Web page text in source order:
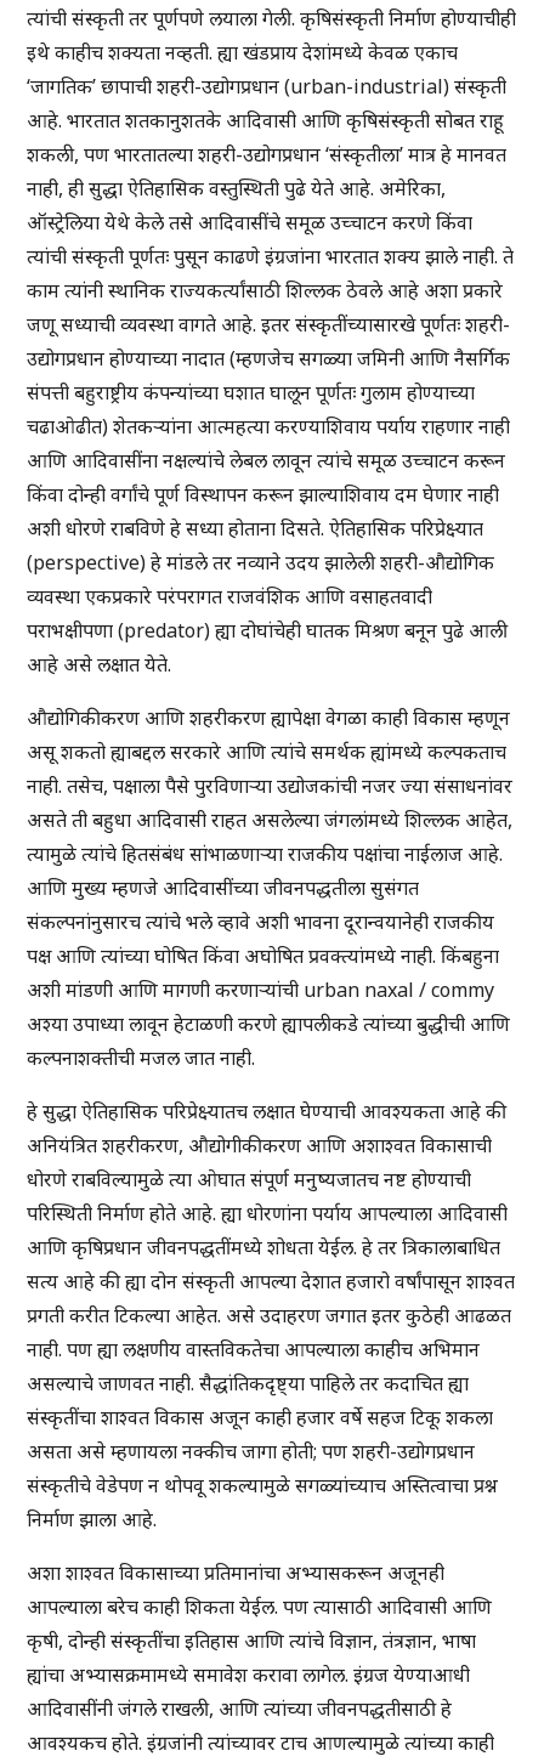
त्यांची संस्कृती तर पूर्णपणे लयाला गेली. कृषिसंस्कृती निर्माण होण्याचीही
इथे काहीच शक्यता नव्हती. ह्या खंडप्राय देशांमध्ये केवळ एकाच
‘जागतिक’ छापाची शहरी-उद्योगप्रधान (urban-industrial) संस्कृती
आहे. भारतात शतकानुशतके आदिवासी आणि कृषिसंस्कृती सोबत राहू
शकली, पण भारतातल्या शहरी-उद्योगप्रधान ‘संस्कृतीला’ मात्र हे मानवत
नाही, ही सुद्धा ऐतिहासिक वस्तुस्थिती पुढे येते आहे. अमेरिका,
ऑस्ट्रेलिया येथे केले तसे आदिवासींचे समूळ उच्चाटन करणे किंवा
त्यांची संस्कृती पूर्णतः पुसून काढणे इंग्रजांना भारतात शक्य झाले नाही. ते
काम त्यांनी स्थानिक राज्यकर्त्यांसाठी शिल्लक ठेवले आहे अशा प्रकारे
जणू सध्याची व्यवस्था वागते आहे. इतर संस्कृतींच्यासारखे पूर्णतः शहरी-
उद्योगप्रधान होण्याच्या नादात (म्हणजेच सगळ्या जमिनी आणि नैसर्गिक
संपत्ती बहुराष्ट्रीय कंपन्यांच्या घशात घालून पूर्णतः गुलाम होण्याच्या
चढाओढीत) शेतकर्‍यांना आत्महत्या करण्याशिवाय पर्याय राहणार नाही
आणि आदिवासींना नक्षल्यांचे लेबल लावून त्यांचे समूळ उच्चाटन करून
किंवा दोन्ही वर्गांचे पूर्ण विस्थापन करून झाल्याशिवाय दम घेणार नाही
अशी धोरणे राबविणे हे सध्या होताना दिसते. ऐतिहासिक परिप्रेक्ष्यात
(perspective) हे मांडले तर नव्याने उदय झालेली शहरी-औद्योगिक
व्यवस्था एकप्रकारे परंपरागत राजवंशिक आणि वसाहतवादी
पराभक्षीपणा (predator) ह्या दोघांचेही घातक मिश्रण बनून पुढे आली
आहे असे लक्षात येते.
औद्योगिकीकरण आणि शहरीकरण ह्यापेक्षा वेगळा काही विकास म्हणून
असू शकतो ह्याबद्दल सरकारे आणि त्यांचे समर्थक ह्यांमध्ये कल्पकताच
नाही. तसेच, पक्षाला पैसे पुरविणार्‍या उद्योजकांची नजर ज्या संसाधनांवर
असते ती बहुधा आदिवासी राहत असलेल्या जंगलांमध्ये शिल्लक आहेत,
त्यामुळे त्यांचे हितसंबंध सांभाळणार्‍या राजकीय पक्षांचा नाईलाज आहे.
आणि मुख्य म्हणजे आदिवासींच्या जीवनपद्धतीला सुसंगत
संकल्पनांनुसारच त्यांचे भले व्हावे अशी भावना दूरान्वयानेही राजकीय
पक्ष आणि त्यांच्या घोषित किंवा अघोषित प्रवक्त्यांमध्ये नाही. किंबहुना
अशी मांडणी आणि मागणी करणार्‍यांची urban naxal / commy
अश्या उपाध्या लावून हेटाळणी करणे ह्यापलीकडे त्यांच्या बुद्धीची आणि
कल्पनाशक्तीची मजल जात नाही.
हे सुद्धा ऐतिहासिक परिप्रेक्ष्यातच लक्षात घेण्याची आवश्यकता आहे की
अनियंत्रित शहरीकरण, औद्योगीकीकरण आणि अशाश्वत विकासाची
धोरणे राबविल्यामुळे त्या ओघात संपूर्ण मनुष्यजातच नष्ट होण्याची
परिस्थिती निर्माण होते आहे. ह्या धोरणांना पर्याय आपल्याला आदिवासी
आणि कृषिप्रधान जीवनपद्धतींमध्ये शोधता येईल. हे तर त्रिकालाबाधित
सत्य आहे की ह्या दोन संस्कृती आपल्या देशात हजारो वर्षांपासून शाश्वत
प्रगती करीत टिकल्या आहेत. असे उदाहरण जगात इतर कुठेही आढळत
नाही. पण ह्या लक्षणीय वास्तविकतेचा आपल्याला काहीच अभिमान
असल्याचे जाणवत नाही. सैद्धांतिकदृष्ट्या पाहिले तर कदाचित ह्या
संस्कृतींचा शाश्वत विकास अजून काही हजार वर्षे सहज टिकू शकला
असता असे म्हणायला नक्कीच जागा होती; पण शहरी-उद्योगप्रधान
संस्कृतीचे वेडेपण न थोपवू शकल्यामुळे सगळ्यांच्याच अस्तित्वाचा प्रश्न
निर्माण झाला आहे.
अशा शाश्वत विकासाच्या प्रतिमानांचा अभ्यासकरून अजूनही
आपल्याला बरेच काही शिकता येईल. पण त्यासाठी आदिवासी आणि
कृषी, दोन्ही संस्कृतींचा इतिहास आणि त्यांचे विज्ञान, तंत्रज्ञान, भाषा
ह्यांचा अभ्यासक्रमामध्ये समावेश करावा लागेल. इंग्रज येण्याआधी
आदिवासींनी जंगले राखली, आणि त्यांच्या जीवनपद्धतीसाठी हे
आवश्यकच होते. इंग्रजांनी त्यांच्यावर टाच आणल्यामुळे त्यांच्या काही